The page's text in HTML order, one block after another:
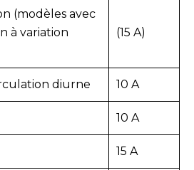
(modèles avec
à variation
(15 A)
diurne 10 A
10 A
15 A